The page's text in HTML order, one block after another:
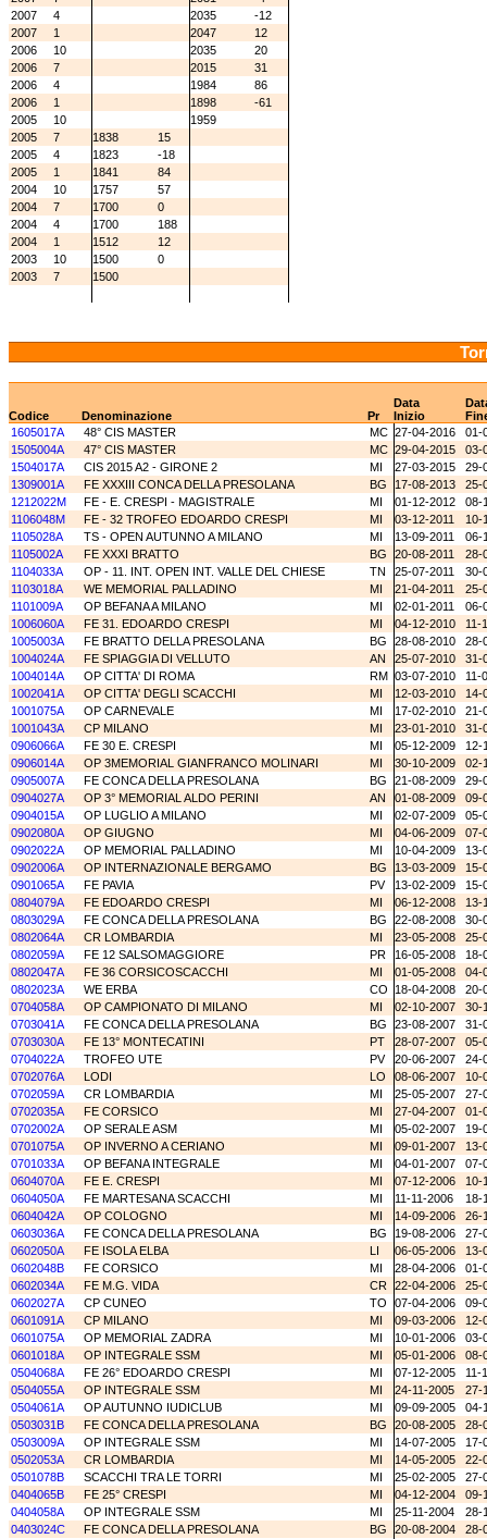
2007
4 2035
-12
2007
1 2047
12
2006
10 2035
20
2006
7 2015
31
2006
4 1984
86
2006
1 1898
-61
2005
10
1959
2005
7 1838
15
2005
4 1823
-18
2005
1 1841
84
2004
10 1757
57
2004
7 1700
0
2004
4 1700
188
2004
1 1512
12
2003
10 1500
0
2003
7 1500
Data
Codice
Denominazione Pr Inizio
1605017A
48° CIS MASTER MC 27-04-2016
01-
1505004A
47° CIS MASTER MC 29-04-2015
03-
1504017A
CIS 2015 A2 - GIRONE 2 MI 27-03-2015
29-
1309001A
FE XXXIII CONCA DELLA PRESOLANA BG 17-08-2013
25-
1212022M
FE - E. CRESPI - MAGISTRALE MI 01-12-2012
08-
1106048M
FE - 32 TROFEO EDOARDO CRESPI MI 03-12-2011
10-
1105028A
TS - OPEN AUTUNNO A MILANO MI 13-09-2011
06-
1105002A
FE XXXI BRATTO BG 20-08-2011
28-
1104033A
OP - 11. INT. OPEN INT. VALLE DEL CHIESE TN 25-07-2011
30-
1103018A
WE MEMORIAL PALLADINO MI 21-04-2011
25-
1101009A
OP BEFANA A MILANO MI 02-01-2011
06-
1006060A
FE 31. EDOARDO CRESPI MI 04-12-2010
11-
1005003A
FE BRATTO DELLA PRESOLANA BG 28-08-2010
28-
1004024A
FE SPIAGGIA DI VELLUTO AN 25-07-2010
31-
1004014A
OP CITTA' DI ROMA RM 03-07-2010
11-
1002041A
OP CITTA' DEGLI SCACCHI MI 12-03-2010
14-
1001075A
OP CARNEVALE MI 17-02-2010
21-
1001043A
CP MILANO MI 23-01-2010
31-
0906066A
FE 30 E. CRESPI MI 05-12-2009
12-
0906014A
OP 3MEMORIAL GIANFRANCO MOLINARI MI 30-10-2009
02-
0905007A
FE CONCA DELLA PRESOLANA BG 21-08-2009
29-
0904027A
OP 3° MEMORIAL ALDO PERINI AN 01-08-2009
09-
0904015A
OP LUGLIO A MILANO MI 02-07-2009
05-
0902080A
OP GIUGNO MI 04-06-2009
07-
0902022A
OP MEMORIAL PALLADINO MI 10-04-2009
13-
0902006A
OP INTERNAZIONALE BERGAMO BG 13-03-2009
15-
0901065A
FE PAVIA PV 13-02-2009
15-
0804079A
FE EDOARDO CRESPI MI 06-12-2008
13-
0803029A
FE CONCA DELLA PRESOLANA BG 22-08-2008
30-
0802064A
CR LOMBARDIA MI 23-05-2008
25-
0802059A
FE 12 SALSOMAGGIORE PR 16-05-2008
18-
0802047A
FE 36 CORSICOSCACCHI MI 01-05-2008
04-
0802023A
WE ERBA CO 18-04-2008
20-
0704058A
OP CAMPIONATO DI MILANO MI 02-10-2007
30-
0703041A
FE CONCA DELLA PRESOLANA BG 23-08-2007
31-
0703030A
FE 13° MONTECATINI PT 28-07-2007
05-
0704022A
TROFEO UTE PV 20-06-2007
24-
0702076A
LODI LO 08-06-2007
10-
0702059A
CR LOMBARDIA MI 25-05-2007
27-
0702035A
FE CORSICO MI 27-04-2007
01-
0702002A
OP SERALE ASM MI 05-02-2007
19-
0701075A
OP INVERNO A CERIANO MI 09-01-2007
13-
0701033A
OP BEFANA INTEGRALE MI 04-01-2007
07-
0604070A
FE E. CRESPI MI 07-12-2006
10-
0604050A
FE MARTESANA SCACCHI MI 11-11-2006
18-
0604042A
OP COLOGNO MI 14-09-2006
26-
0603036A
FE CONCA DELLA PRESOLANA BG 19-08-2006
27-
0602050A
FE ISOLA ELBA LI 06-05-2006
13-
0602048B
FE CORSICO MI 28-04-2006
01-
0602034A
FE M.G. VIDA CR 22-04-2006
25-
0602027A
CP CUNEO TO 07-04-2006
09-
0601091A
CP MILANO MI 09-03-2006
12-
0601075A
OP MEMORIAL ZADRA MI 10-01-2006
03-
0601018A
OP INTEGRALE SSM MI 05-01-2006
08-
0504068A
FE 26° EDOARDO CRESPI MI 07-12-2005
11-
0504055A
OP INTEGRALE SSM MI 24-11-2005
27-
0504061A
OP AUTUNNO IUDICLUB MI 09-09-2005
04-
0503031B
FE CONCA DELLA PRESOLANA BG 20-08-2005
28-
0503009A
OP INTEGRALE SSM MI 14-07-2005
17-
0502053A
CR LOMBARDIA MI 14-05-2005
22-
0501078B
SCACCHI TRA LE TORRI MI 25-02-2005
27-
0404065B
FE 25° CRESPI MI 04-12-2004
09-
0404058A
OP INTEGRALE SSM MI 25-11-2004
28-
0403024C
FE CONCA DELLA PRESOLANA BG 20-08-2004
28-